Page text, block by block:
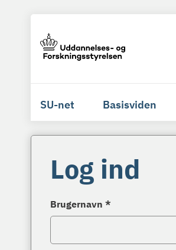
SU-net Basisviden
Log ind
Brugernavn *